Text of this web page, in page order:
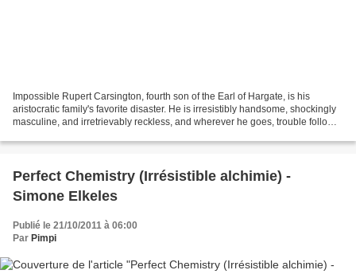
Impossible Rupert Carsington, fourth son of the Earl of Hargate, is his
aristocratic family's favorite disaster. He is irresistibly handsome, shockingly
masculine, and irretrievably reckless, and wherever he goes, trouble follows.
Perfect Chemistry (Irrésistible alchimie) -
Simone Elkeles
Publié le 21/10/2011 à 06:00
Par Pimpi